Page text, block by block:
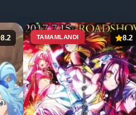
8.2 TAMAMLANDI 8.2